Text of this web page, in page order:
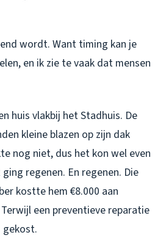
wordt. Want timing kan je
en ik zie te vaak dat mensen
huis vlakbij het Stadhuis. De
kleine blazen op zijn dak
nog niet, dus het kon wel even
regenen. En regenen. Die
kostte hem €8.000 aan
een preventieve reparatie
gekost.